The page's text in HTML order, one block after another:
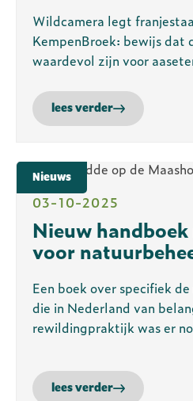
Wildcamera legt
KempenBroek: bewijs dat
waardevol zijn voor
lees verder
Nieuws
03-10-2025
Nieuw
voor
Een boek over specifiek
die in Nederland van
rewildingpraktijk was er
lees verder